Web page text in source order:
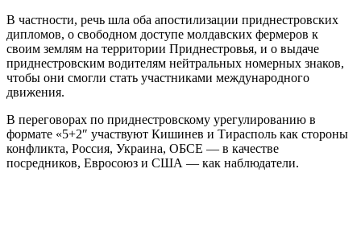
В частности, речь шла оба апостилизации приднестровских
дипломов, о свободном доступе молдавских фермеров к
своим землям на территории Приднестровья, и о выдаче
приднестровским водителям нейтральных номерных знаков,
чтобы они смогли стать участниками международного
движения.
В переговорах по приднестровскому урегулированию в
формате «5+2″ участвуют Кишинев и Тирасполь как стороны
конфликта, Россия, Украина, ОБСЕ — в качестве
посредников, Евросоюз и США — как наблюдатели.